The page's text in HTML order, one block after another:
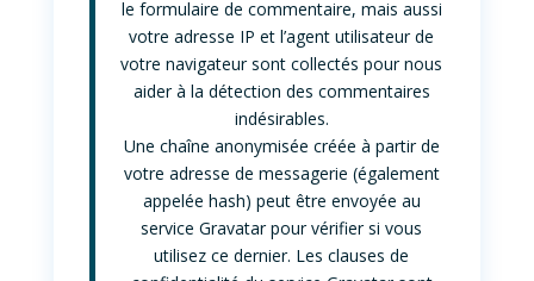
le formulaire de commentaire, mais aussi
votre adresse IP et l’agent utilisateur de
votre navigateur sont collectés pour nous
aider à la détection des commentaires
indésirables.
Une chaîne anonymisée créée à partir de
votre adresse de messagerie (également
appelée hash) peut être envoyée au
service Gravatar pour vérifier si vous
utilisez ce dernier. Les clauses de